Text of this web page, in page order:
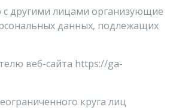
с другими лицами организующие
данных, подлежащих
веб-сайта https://ga-
круга лиц